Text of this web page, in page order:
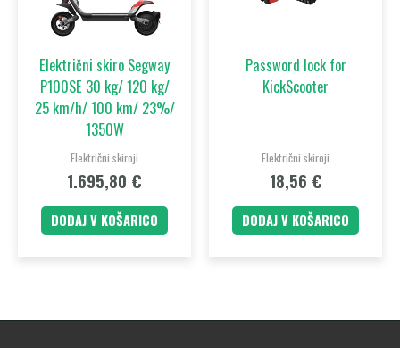
Električni skiro Segway
P100SE 30 kg/ 120 kg/
25 km/h/ 100 km/ 23%/
1350W
Električni skiroji
1.695,80 €
DODAJ V KOŠARICO
Password lock for
KickScooter
Električni skiroji
18,56 €
DODAJ V KOŠARICO